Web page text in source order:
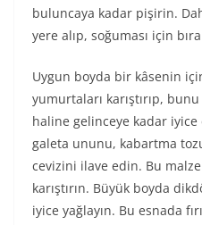
buluncaya kadar pişirin.
yere alıp, soğuması için
Uygun boyda bir kâsenin
yumurtaları karıştırıp,
haline gelinceye kadar iyice
galeta ununu, kabartma
cevizini ilave edin. Bu
karıştırın. Büyük boyda
iyice yağlayın. Bu esnada